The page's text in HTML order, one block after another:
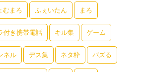
むまろ ふぇいたん まろ
付き携帯電話 キル集 ゲーム
ネル デス集 ネタ枠 バズる